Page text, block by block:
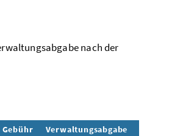
nach der
Gebühr
Verwaltungsabgabe